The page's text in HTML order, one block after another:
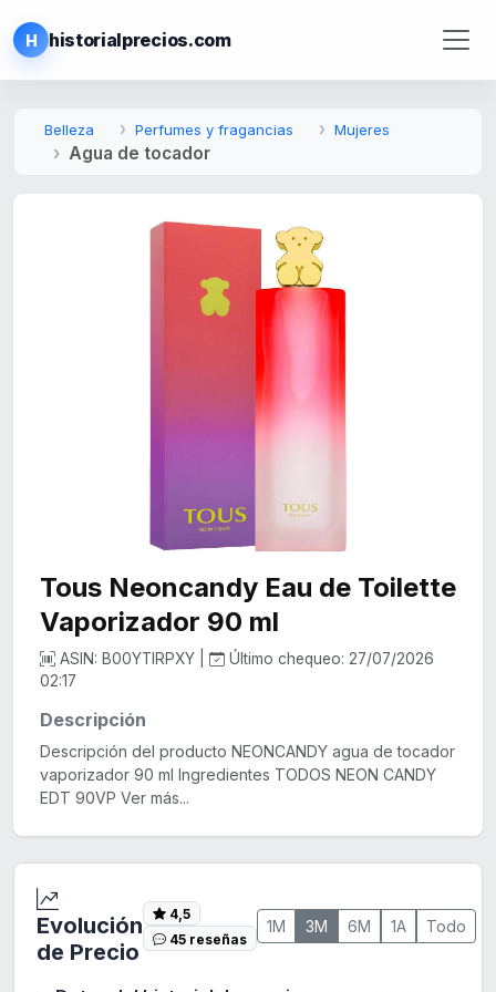
H historialprecios.com
Belleza Perfumes y fragancias Mujeres
Agua de tocador
Tous Neoncandy Eau de Toilette
Vaporizador 90 ml
ASIN: B00YTIRPXY |
Último chequeo: 27/07/2026
02:17
Descripción
Descripción del producto NEONCANDY agua de tocador
vaporizador 90 ml Ingredientes TODOS NEON CANDY
EDT 90VP Ver más...
Evolución
de Precio
4,5
45 reseñas
1M 3M 6M 1A Todo